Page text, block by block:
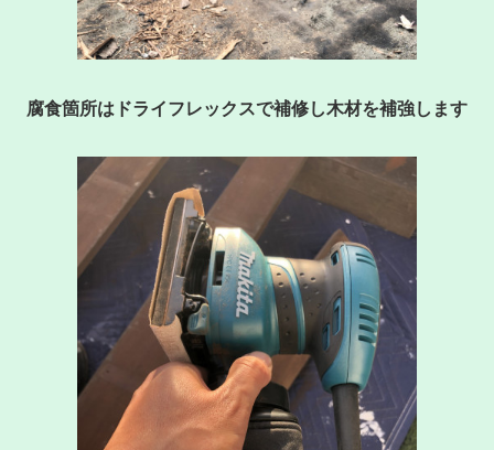
腐食箇所はドライフレックスで補修し木材を補強します